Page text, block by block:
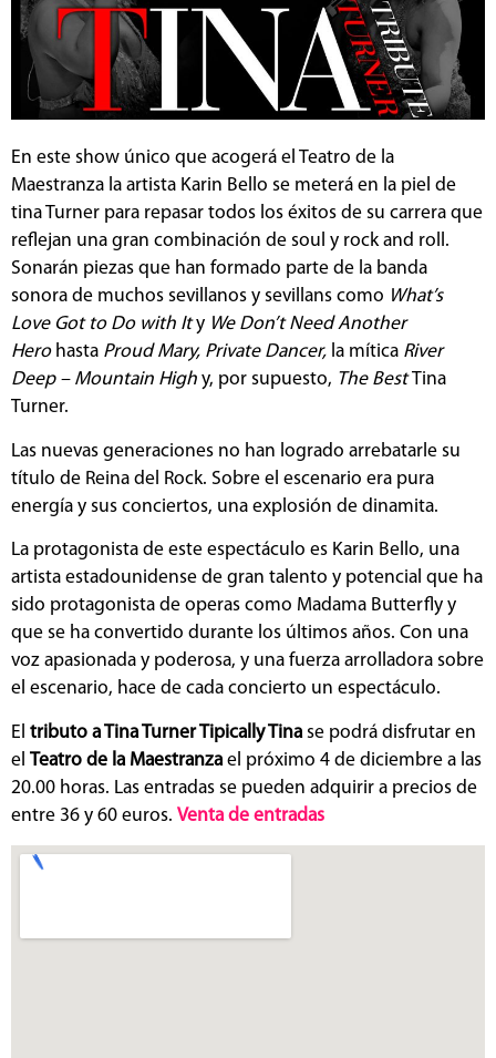
En este show único que acogerá el Teatro de la
Maestranza la artista Karin Bello se meterá en la piel de
tina Turner para repasar todos los éxitos de su carrera que
reflejan una gran combinación de soul y rock and roll.
Sonarán piezas que han formado parte de la banda
sonora de muchos sevillanos y sevillans como What’s
Love Got to Do with Ity We Don’t Need Another
Herohasta Proud Mary, Private Dancer, la mítica River
Deep – Mountain High y, por supuesto, The BestTina
Turner.
Las nuevas generaciones no han logrado arrebatarle su
título de Reina del Rock. Sobre el escenario era pura
energía y sus conciertos, una explosión de dinamita.
La protagonista de este espectáculo es Karin Bello, una
artista estadounidense de gran talento y potencial que ha
sido protagonista de operas como Madama Butterfly y
que se ha convertido durante los últimos años. Con una
voz apasionada y poderosa, y una fuerza arrolladora sobre
el escenario, hace de cada concierto un espectáculo.
El tributo a Tina Turner Tipically Tinase podrá disfrutar en
el Teatro de la Maestranzael próximo 4 de diciembre a las
20.00 horas. Las entradas se pueden adquirir a precios de
entre 36 y 60 euros. Venta de entradas